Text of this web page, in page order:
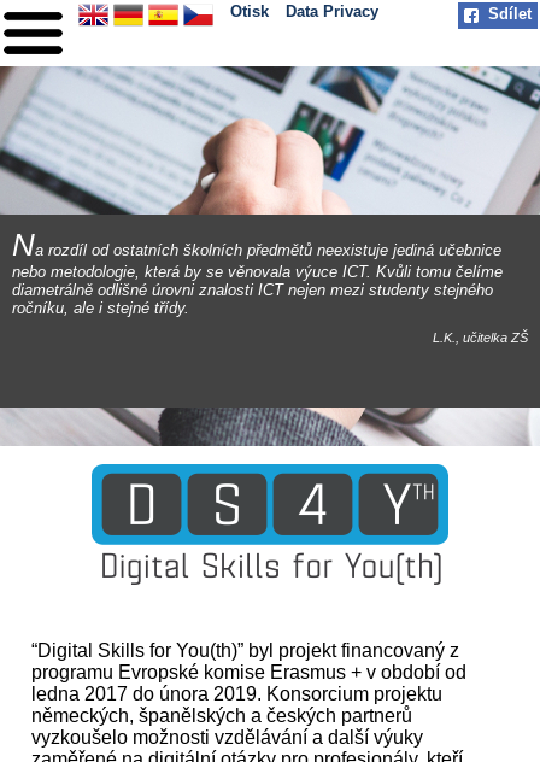
Otisk Data Privacy Sdílet
HOME
O PROJEKTU
PARTNEŘI
MILNÍKY
Na rozdíl od ostatních školních předmětů neexistuje jediná učebnice
nebo metodologie, která by se věnovala výuce ICT. Kvůli tomu čelíme
diametrálně odlišné úrovni znalosti ICT nejen mezi studenty stejného
ročníku, ale i stejné třídy.
L.K., učitelka ZŠ
“Digital Skills for You(th)” byl projekt financovaný z
programu Evropské komise Erasmus + v období od
ledna 2017 do února 2019. Konsorcium projektu
německých, španělských a českých partnerů
vyzkoušelo možnosti vzdělávání a další výuky